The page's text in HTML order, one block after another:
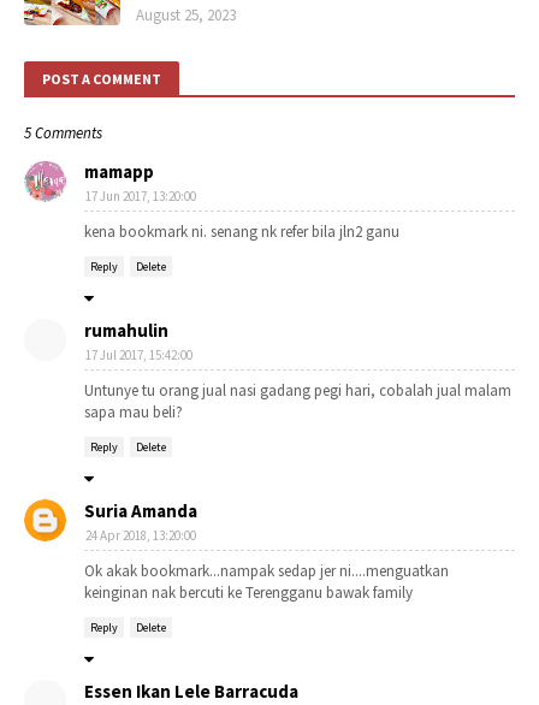
August 25, 2023
POST A COMMENT
5 Comments
mamapp
17 Jun 2017, 13:20:00
kena bookmark ni. senang nk refer bila jln2 ganu
Reply Delete
rumahulin
17 Jul 2017, 15:42:00
Untunye tu orang jual nasi gadang pegi hari, cobalah jual malam
sapa mau beli?
Reply Delete
Suria Amanda
24 Apr 2018, 13:20:00
Ok akak bookmark...nampak sedap jer ni....menguatkan
keinginan nak bercuti ke Terengganu bawak family
Reply Delete
Essen Ikan Lele Barracuda